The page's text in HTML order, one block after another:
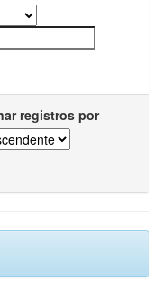
registros por